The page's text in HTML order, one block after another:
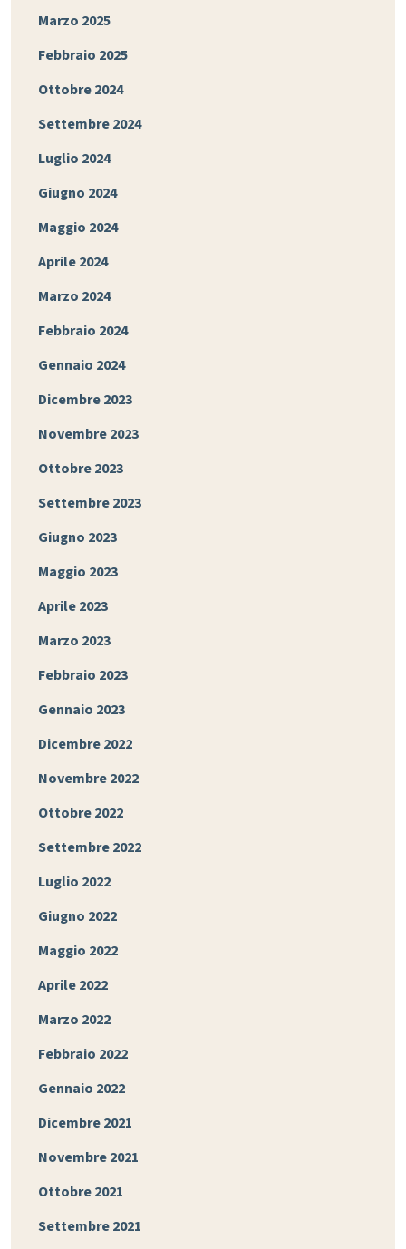
Marzo 2025
Febbraio 2025
Ottobre 2024
Settembre 2024
Luglio 2024
Giugno 2024
Maggio 2024
Aprile 2024
Marzo 2024
Febbraio 2024
Gennaio 2024
Dicembre 2023
Novembre 2023
Ottobre 2023
Settembre 2023
Giugno 2023
Maggio 2023
Aprile 2023
Marzo 2023
Febbraio 2023
Gennaio 2023
Dicembre 2022
Novembre 2022
Ottobre 2022
Settembre 2022
Luglio 2022
Giugno 2022
Maggio 2022
Aprile 2022
Marzo 2022
Febbraio 2022
Gennaio 2022
Dicembre 2021
Novembre 2021
Ottobre 2021
Settembre 2021